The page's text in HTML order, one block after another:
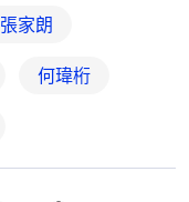
張家朗
何瑋桁